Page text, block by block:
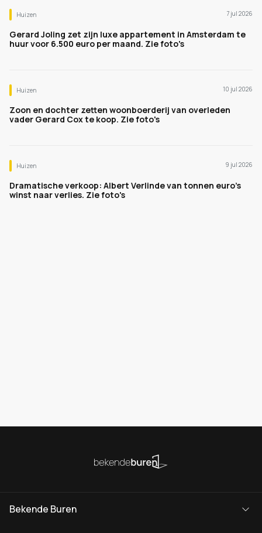
Huizen 7 jul 2026
Gerard Joling zet zijn luxe appartement in Amsterdam te
huur voor 6.500 euro per maand. Zie foto's
Huizen 10 jul 2026
Zoon en dochter zetten woonboerderij van overleden
vader Gerard Cox te koop. Zie foto's
Huizen 9 jul 2026
Dramatische verkoop: Albert Verlinde van tonnen euro's
winst naar verlies. Zie foto's
Bekende Buren